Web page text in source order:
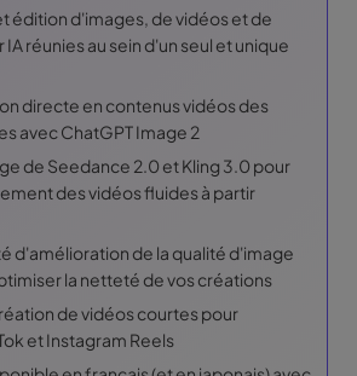
édition d'images, de vidéos et de
IA réunies au sein d'un seul et unique
directe en contenus vidéos des
avec ChatGPT Image 2
de Seedance 2.0 et Kling 3.0 pour
des vidéos fluides à partir
d'amélioration de la qualité d'image
la netteté de vos créations
de vidéos courtes pour
et Instagram Reels